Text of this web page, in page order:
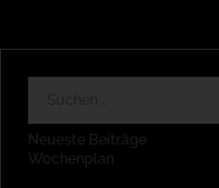
Neueste Beiträge
Wochenplan